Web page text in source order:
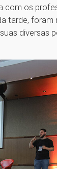
com os
tarde, foram
diversas